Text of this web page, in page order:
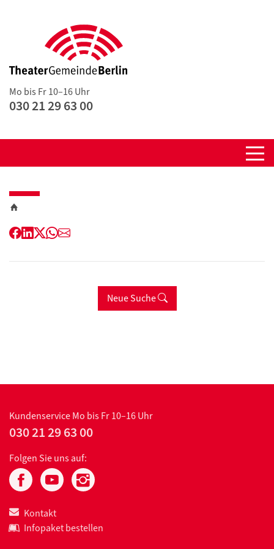
Mo bis Fr 10–16 Uhr
030 21 29 63 00
Facebook
LinkedIn
Twitter
WhatsApp
E-
Neue Suche
KundenserviceMo bis Fr 10–16 Uhr
030 21 29 63 00
Folgen Sie uns auf:
Kontakt
Infopaket bestellen